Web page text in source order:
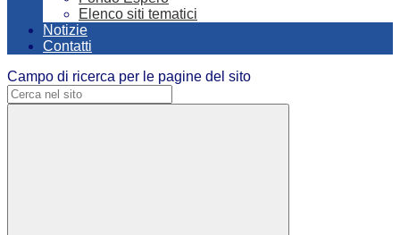
Elenco siti tematici
Notizie
Contatti
Campo di ricerca per le pagine del sito